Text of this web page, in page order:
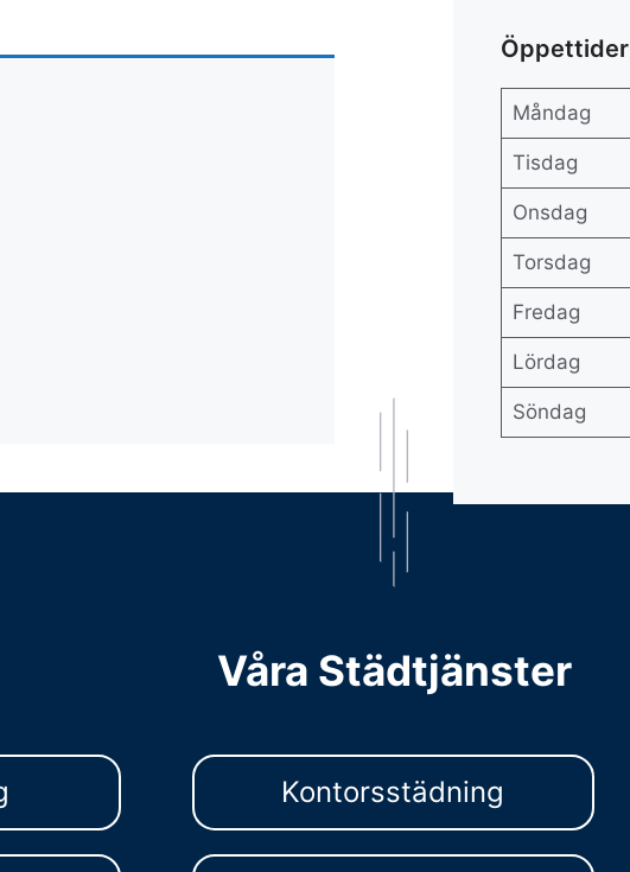
Öppettider
Måndag
Tisdag
Onsdag
Torsdag
Fredag
Lördag
Söndag
Våra Städtjänster
Kontorsstädning